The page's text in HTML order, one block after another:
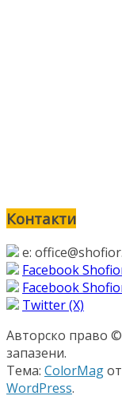
Контакти
e:
Facebook
Facebook
Twitter (Х)
Авторско право
запазени.
Тема: ColorMag
WordPress.